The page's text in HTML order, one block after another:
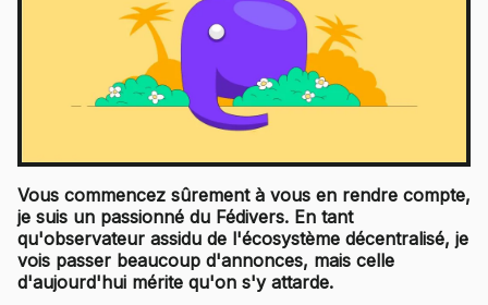
Vous commencez sûrement à vous en rendre compte,
je suis un passionné du Fédivers. En tant
qu'observateur assidu de l'écosystème décentralisé, je
vois passer beaucoup d'annonces, mais celle
d'aujourd'hui mérite qu'on s'y attarde.